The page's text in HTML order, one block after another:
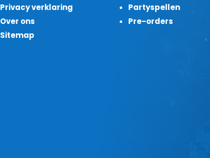
Privacy verklaring
Over ons
Sitemap
Partyspellen
Pre-orders